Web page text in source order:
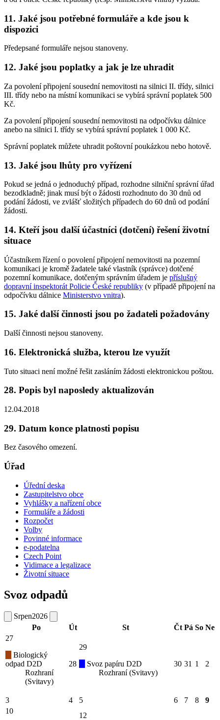
11. Jaké jsou potřebné formuláře a kde jsou k
dispozici
Předepsané formuláře nejsou stanoveny.
12. Jaké jsou poplatky a jak je lze uhradit
Za povolení připojení sousední nemovitosti na silnici II. třídy, silnici
III. třídy nebo na místní komunikaci se vybírá správní poplatek 500
Kč.
Za povolení připojení sousední nemovitosti na odpočívku dálnice
anebo na silnici I. třídy se vybírá správní poplatek 1 000 Kč.
Správní poplatek můžete uhradit poštovní poukázkou nebo hotově.
13. Jaké jsou lhůty pro vyřízení
Pokud se jedná o jednoduchý případ, rozhodne silniční správní úřad
bezodkladně; jinak musí být o žádosti rozhodnuto do 30 dnů od
podání žádosti, ve zvlášť složitých případech do 60 dnů od podání
žádosti.
14. Kteří jsou další účastníci (dotčení) řešení životní
situace
Účastníkem řízení o povolení připojení nemovitosti na pozemní
komunikaci je kromě žadatele také vlastník (správce) dotčené
pozemní komunikace, dotčeným správním úřadem je příslušný
dopravní inspektorát Policie České republiky (v případě připojení na
odpočívku dálnice Ministerstvo vnitra).
15. Jaké další činnosti jsou po žadateli požadovány
Další činnosti nejsou stanoveny.
16. Elektronická služba, kterou lze využít
Tuto situaci není možné řešit zasláním žádosti elektronickou poštou.
28. Popis byl naposledy aktualizován
12.04.2018
29. Datum konce platnosti popisu
Bez časového omezení.
Úřad
Úřední deska
Zastupitelstvo obce
Vyhlášky a nařízení obce
Formuláře a žádosti
Rozpočet
Volby
Povinné informace
e-podatelna
Czech Point
Vidimace a legalizace
Životní situace
Svoz odpadů
Srpen2026
Po
Út St Čt Pá So Ne
27
Biologický
odpad D2D
Rozhraní
(Svitavy)
28
29
Svoz papíru D2D
Rozhraní (Svitavy)
30 31 1 2
3 4 5 6 7 8
9
10
12